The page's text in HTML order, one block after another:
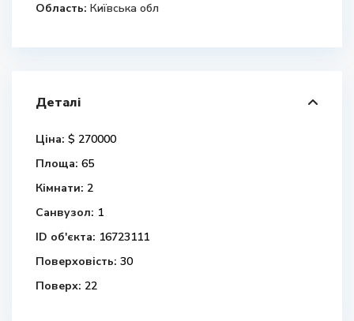
Область: Київська обл
Деталі
Ціна: $ 270000
Площа: 65
Кімнати: 2
Санвузол: 1
ID об'єкта: 16723111
Поверховість: 30
Поверх: 22